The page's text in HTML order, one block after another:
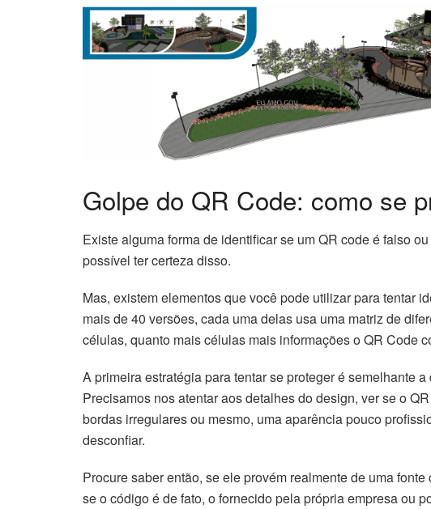
Golpe do QR Code: como se
Existe alguma forma de identificar se um QR code é falso
possível ter certeza disso.
Mas, existem elementos que você pode utilizar para tentar
mais de 40 versões, cada uma delas usa uma matriz de
células, quanto mais células mais informações o QR Code
A primeira estratégia para tentar se proteger é semelhante
Precisamos nos atentar aos detalhes do design, ver se o
bordas irregulares ou mesmo, uma aparência pouco
desconfiar.
Procure saber então, se ele provém realmente de uma
se o código é de fato, o fornecido pela própria empresa ou